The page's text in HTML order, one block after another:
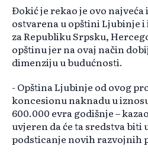
Đokić je rekao je ovo
ostvarena u opštini Ljubinje
za Republiku Srpsku,
opštinu jer na ovaj način
dimenziju u budućnosti.
- Opština Ljubinje od ovog
koncesionu naknadu u
600.000 evra godišnje –
uvjeren da će ta sredstva biti
podsticanje novih razvojnih